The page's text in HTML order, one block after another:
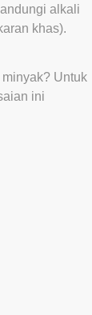
alkali
khas).
Untuk
ini